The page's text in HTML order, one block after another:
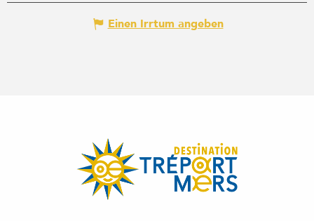
Einen Irrtum angeben